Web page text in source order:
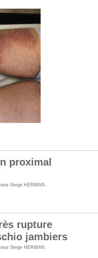
proximal
Serge HERMAN
rupture
jambiers
Serge HERMAN